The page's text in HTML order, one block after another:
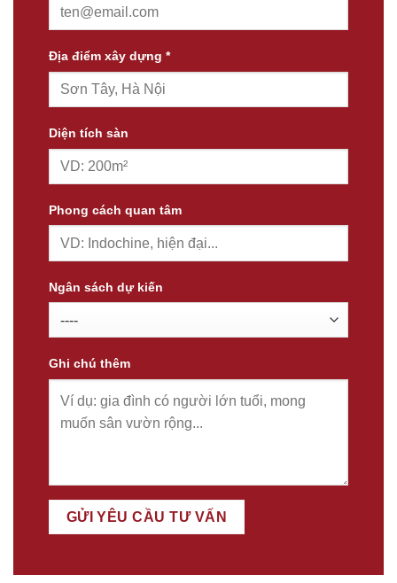
Địa điểm xây dựng *
Diện tích sàn
Phong cách quan tâm
Ngân sách dự kiến
Ghi chú thêm